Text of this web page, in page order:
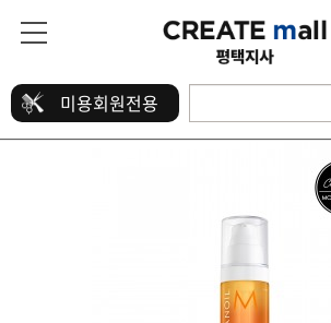
미용회원전용